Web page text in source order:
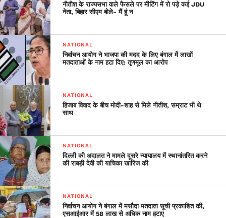
कर्मियों को बुलाया गया है।
मुंबई: अपने मूल राज्यों में लौटने की
अनुमति की मांग को लेकर बांद्रा में
प्रवासी मजदूरों का एक बड़ा समूह
इकट्ठा हुआ। बाद में पुलिस और
स्थानीय नेताओं के कहने पर वो
तितर-बितर हुए।
pic.twitter.com/0IDQcDqwlM
— ANI_HindiNews
(@AHindinews)April 14,
2020
नीतीश के राज्यसभा वाले फैसले पर मीटिंग में रो पड़े कई JDU
नेता, बिहार सीएम बोले- मैं हूं न
NATIONAL
निर्वाचन आयोग ने भाजपा की मदद के लिए बंगाल में लाखों
मतदाताओं के नाम हटा दिए: तृणमूल का आरोप
NATIONAL
हिजाब विवाद के बीच मोदी-शाह से मिले नीतीश, सम्राट भी थे
साथ
NATIONAL
दिल्ली की अदालत ने मामले दूसरे न्यायालय में स्थानांतरित करने
की राबड़ी देवी की याचिका खारिज की
NATIONAL
निर्वाचन आयोग ने बंगाल में मसौदा मतदाता सूची प्रकाशित की,
एसआईआर में 58 लाख से अधिक नाम हटाए